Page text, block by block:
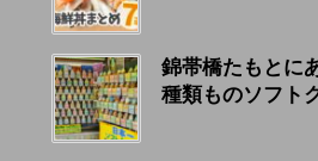
錦帯橋たもとに
種類ものソフト